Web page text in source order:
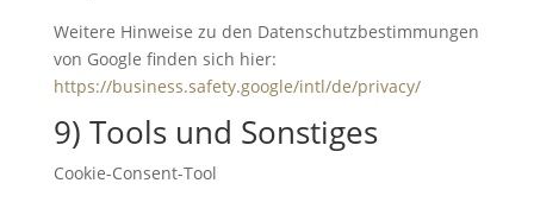
Weitere Hinweise zu den Datenschutzbestimmungen
von Google finden sich hier:
https://business.safety.google/intl/de/privacy/
9) Tools und Sonstiges
Cookie-Consent-Tool